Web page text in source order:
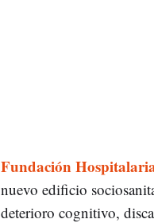
Fundación
nuevo edificio
deterioro cognitivo,